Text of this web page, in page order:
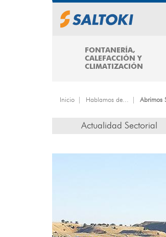
FONTANERÍA,
CALEFACCIÓN Y
CLIMATIZACIÓN
Inicio Hablamos de... Abrimos
Actualidad Sectorial